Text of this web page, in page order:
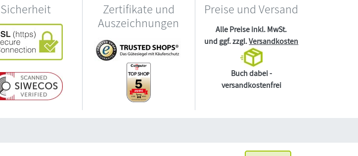
Sicherheit
Zertifikate und
Auszeichnungen
Preise und Versand
Alle Preise inkl. MwSt.
und ggf. zzgl.Versandkosten
Buch dabei -
versandkostenfrei